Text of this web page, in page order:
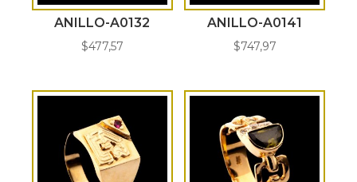
ANILLO-A0132
$477,57
ANILLO-A0141
$747,97